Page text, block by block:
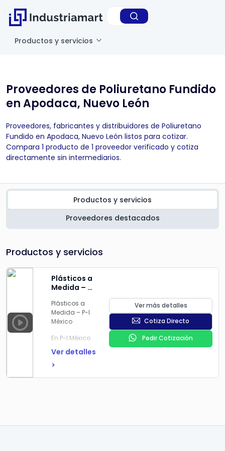
Productos y servicios
Proveedores de Poliuretano Fundido
en Apodaca, Nuevo León
Proveedores, fabricantes y distribuidores de Poliuretano
Fundido en Apodaca, Nuevo León listos para cotizar.
Compara 1 producto de 1 proveedor verificado y cotiza
directamente sin intermediarios.
Productos y servicios
Proveedores destacados
Productos y servicios
Plásticos a
Medida – P-
Plásticos a
Medida – P-I
México
En P-I México
desarrollamos
partes
plásticas a
las
Ver detalles
>
Ver más detalles
Cotiza Directo
Pedir Cotización